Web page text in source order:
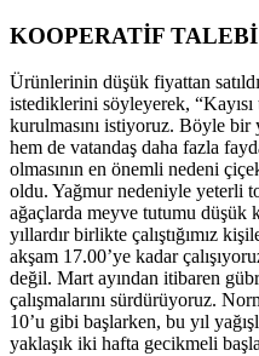
KOOPERATİF TALEBİ
Ürünlerinin düşük fiyattan
istediklerini söyleyerek,
kurulmasını istiyoruz. Böyle bir
hem de vatandaş daha fazla
olmasının en önemli nedeni
oldu. Yağmur nedeniyle yeterli
ağaçlarda meyve tutumu düşük
yıllardır birlikte çalıştığımız
akşam 17.00’ye kadar
değil. Mart ayından itibaren
çalışmalarını sürdürüyoruz.
10’u gibi başlarken, bu yıl
yaklaşık iki hafta gecikmeli